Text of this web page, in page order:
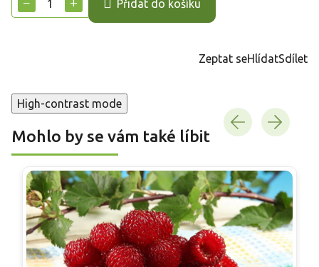
Přidat do košíku
Zeptat seHlídatSdílet
High-contrast mode
Mohlo by se vám také líbit